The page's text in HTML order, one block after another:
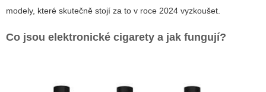
modely, které skutečně stojí za to v roce 2024 vyzkoušet.
Co jsou elektronické cigarety a jak fungují?